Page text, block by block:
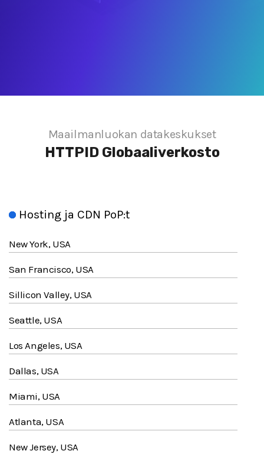
Maailmanluokan datakeskukset
HTTPID Globaaliverkosto
Hosting ja CDN PoP:t
New York, USA
San Francisco, USA
Sillicon Valley, USA
Seattle, USA
Los Angeles, USA
Dallas, USA
Miami, USA
Atlanta, USA
New Jersey, USA